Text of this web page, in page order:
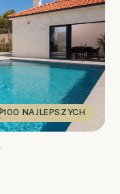
100 NAJLEPSZYCH